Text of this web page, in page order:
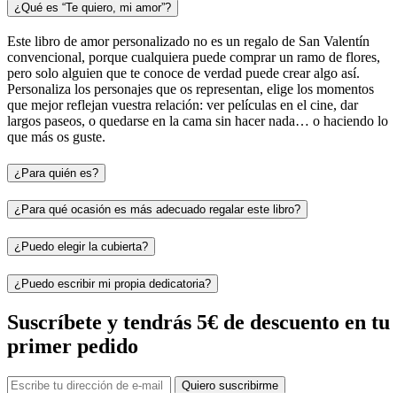
¿Qué es “Te quiero, mi amor”?
Este libro de amor personalizado no es un regalo de San Valentín
convencional, porque cualquiera puede comprar un ramo de flores,
pero solo alguien que te conoce de verdad puede crear algo así.
Personaliza los personajes que os representan, elige los momentos
que mejor reflejan vuestra relación: ver películas en el cine, dar
largos paseos, o quedarse en la cama sin hacer nada… o haciendo lo
que más os guste.
¿Para quién es?
¿Para qué ocasión es más adecuado regalar este libro?
¿Puedo elegir la cubierta?
¿Puedo escribir mi propia dedicatoria?
Suscríbete y tendrás 5€ de descuento en tu
primer pedido
Quiero suscribirme